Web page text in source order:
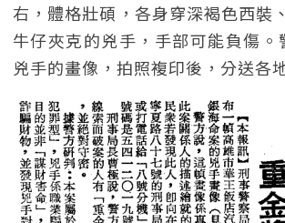
右，體格壯碩，各身穿深褐色西裝
牛仔夾克的兇手，手部可能負傷。
兇手的畫像，拍照複印後，分送各